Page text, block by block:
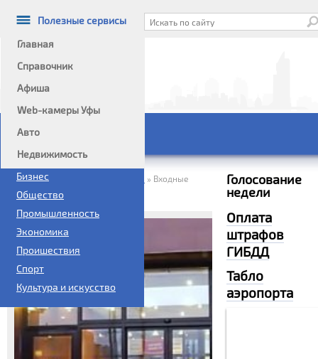
Полезные сервисы
Главная
Справочник
Афиша
Web-камеры Уфы
Авто
Недвижимость
Информационный портал
Главное меню
Политика
Бизнес
Общество
Промышленность
Экономика
Проишествия
Спорт
Культура и искусство
Домой» » Входные
группы от профессионалов
Голосование
недели
Оплата
штрафов
ГИБДД
Табло
аэропорта